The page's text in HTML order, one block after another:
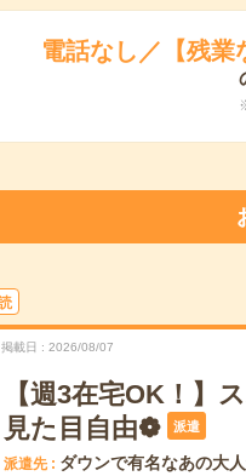
電話なし／【残業
掲載日 2026/08/07
【週3在宅OK！】
見た目自由❁
派遣
派遣先 ダウンで有名なあの大